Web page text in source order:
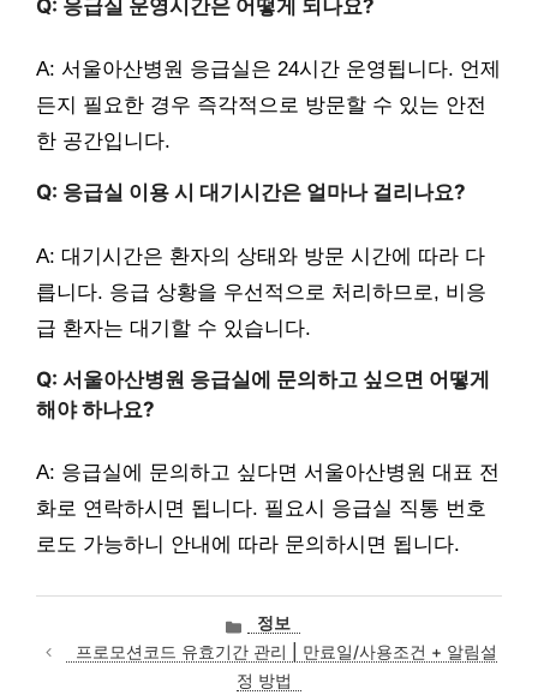
Q: 응급실 운영시간은 어떻게 되나요?
A: 서울아산병원 응급실은 24시간 운영됩니다. 언제
든지 필요한 경우 즉각적으로 방문할 수 있는 안전
한 공간입니다.
Q: 응급실 이용 시 대기시간은 얼마나 걸리나요?
A: 대기시간은 환자의 상태와 방문 시간에 따라 다
릅니다. 응급 상황을 우선적으로 처리하므로, 비응
급 환자는 대기할 수 있습니다.
Q: 서울아산병원 응급실에 문의하고 싶으면 어떻게
해야 하나요?
A: 응급실에 문의하고 싶다면 서울아산병원 대표 전
화로 연락하시면 됩니다. 필요시 응급실 직통 번호
로도 가능하니 안내에 따라 문의하시면 됩니다.
카
테
고
정보
프로모션코드 유효기간 관리 | 만료일/사용조건 + 알림설
정 방법